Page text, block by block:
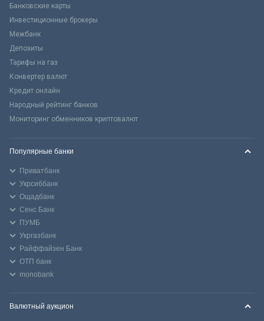
Банковские карты
Инвестиционные брокеры
Межбанк
Депозиты
Тарифы на газ
Конвертер валют
Кредит онлайн
Народный рейтинг банков
Мониторинг обменников криптовалют
Популярные банки
Приватбанк
Укрсиббанк
Ощадбанк
Сенс Банк
ПУМБ
Укргазбанк
Райффайзен Банк
ОТП банк
monobank
Валютный аукцион